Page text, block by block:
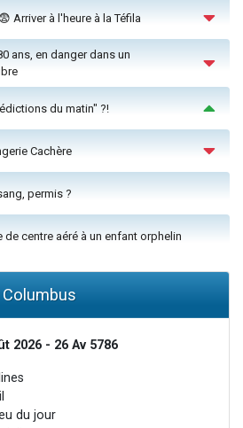
Arriver à l'heure à la Téfila
ans, en danger dans un
du matin" ?!
Cachère
permis ?
de centre aéré à un enfant orphelin
2026 - 26 Av 5786
du jour